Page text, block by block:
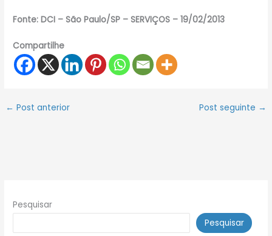
Fonte: DCI – São Paulo/SP – SERVIÇOS – 19/02/2013
Compartilhe
← Post anterior Post seguinte →
Pesquisar
Pesquisar